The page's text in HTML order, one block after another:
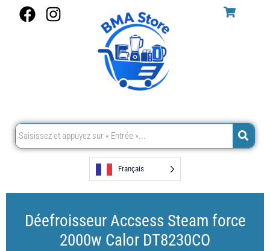
F
k
I
a
m
Français
Déefroisseur Accsess Steam force
2000w Calor DT8230CO